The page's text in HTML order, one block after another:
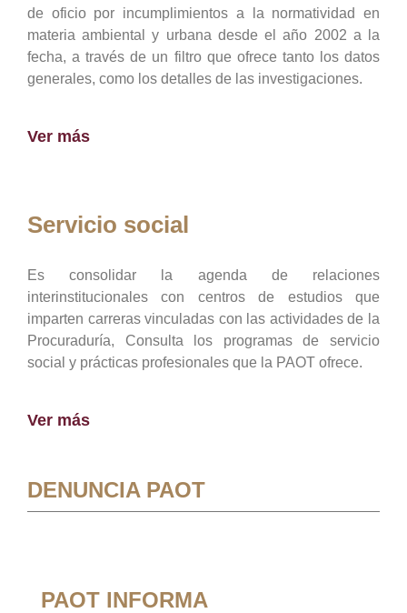
de oficio por incumplimientos a la normatividad en
materia ambiental y urbana desde el año 2002 a la
fecha, a través de un filtro que ofrece tanto los datos
generales, como los detalles de las investigaciones.
Ver más
Servicio social
Es consolidar la agenda de relaciones
interinstitucionales con centros de estudios que
imparten carreras vinculadas con las actividades de la
Procuraduría, Consulta los programas de servicio
social y prácticas profesionales que la PAOT ofrece.
Ver más
DENUNCIA PAOT
PAOT INFORMA